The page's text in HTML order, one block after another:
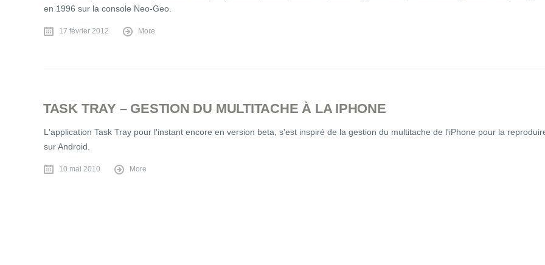
en 1996 sur la console Neo-Geo.
17 février 2012 More
TASK TRAY – GESTION DU MULTITACHE À LA IPHONE
L'application Task Tray pour l'instant encore en version beta, s'est inspiré de la gestion du multitache de l'iPhone pour la
sur Android.
10 mai 2010 More